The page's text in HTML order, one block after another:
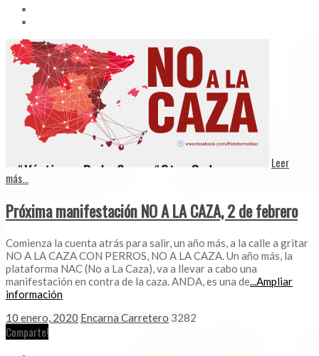
Leer
más...
Próxima manifestación NO A LA CAZA, 2 de febrero
Comienza la cuenta atrás para salir, un año más, a la calle a gritar
NO A LA CAZA CON PERROS, NO A LA CAZA. Un año más, la
plataforma NAC (No a La Caza), va a llevar a cabo una
manifestación en contra de la caza. ANDA, es una de...Ampliar
información
10 enero, 2020 Encarna Carretero 3282
Comparte!